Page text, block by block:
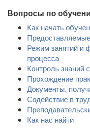
Вопросы по
Как начать
Режим занятий и
процесса
Контроль знаний
Прохождение
Документы,
Содействие в
Как нас найти